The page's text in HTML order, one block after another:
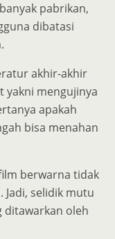
pabrikan,
dibatasi
akhir-akhir
yakni mengujinya
apakah
bisa menahan
berwarna tidak
selidik mutu
ditawarkan oleh